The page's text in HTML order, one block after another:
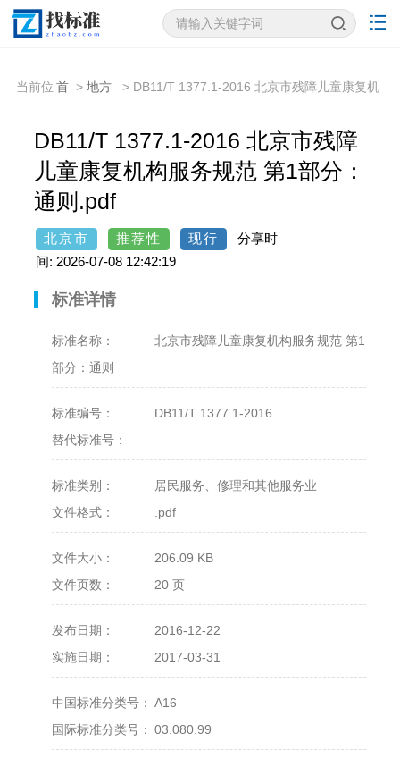
当前位 首 >地方
> DB11/T 1377.1-2016 北京市残障儿童康复机
DB11/T 1377.1-2016 北京市残障
儿童康复机构服务规范 第1部分：
通则.pdf
北京市 推荐性 现行
分享时
间: 2026-07-08 12:42:19
标准详情
标准名称：
北京市残障儿童康复机构服务规范 第1
部分：通则
标准编号：
DB11/T 1377.1-2016
替代标准号：
标准类别：
居民服务、修理和其他服务业
文件格式：
.pdf
文件大小：
206.09 KB
文件页数：
20 页
发布日期：
2016-12-22
实施日期：
2017-03-31
中国标准分类号： A16
国际标准分类号： 03.080.99